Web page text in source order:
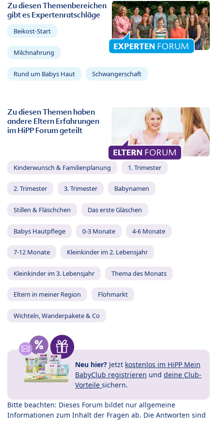
Zu diesen Themenbereichen
gibt es Expertenratschläge
Beikost-Start
Milchnahrung
Rund um Babys Haut Schwangerschaft
Zu diesen Themen haben
andere Eltern Erfahrungen
im HiPP Forum geteilt
Kinderwunsch & Familienplanung 1. Trimester
2. Trimester 3. Trimester Babynamen
Stillen & Fläschchen Das erste Gläschen
Babys Hautpflege 0-3 Monate 4-6 Monate
7-12 Monate Kleinkinder im 2. Lebensjahr
Kleinkinder im 3. Lebensjahr Thema des Monats
Eltern in meiner Region Flohmarkt
Wichteln, Wanderpakete & Co
Neu hier? Jetzt kostenlos im HiPP Mein
BabyClub registrieren und deine Club-
Vorteile sichern.
Bitte beachten: Dieses Forum bildet nur allgemeine
Informationen zum Inhalt der Fragen ab. Die Antworten sind